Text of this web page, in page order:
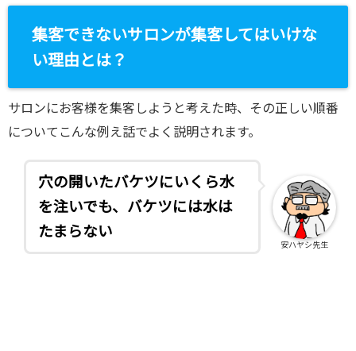
集客できないサロンが集客してはいけな
い理由とは？
サロンにお客様を集客しようと考えた時、その正しい順番
についてこんな例え話でよく説明されます。
穴の開いたバケツにいくら水
を注いでも、バケツには水は
たまらない
安ハヤシ先生